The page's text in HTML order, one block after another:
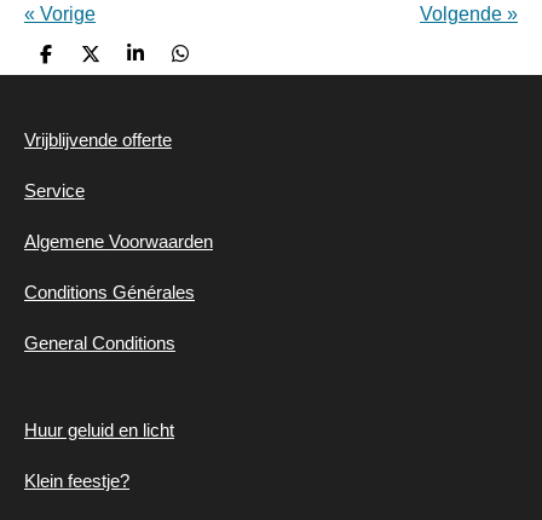
« Vorige Volgende »
D
e
n
D
e
S
h
e
D
e
Vrijblijvende offerte
Service
Algemene Voorwaarden
Conditions Générales
General Conditions
Huur geluid en licht
Klein feestje?